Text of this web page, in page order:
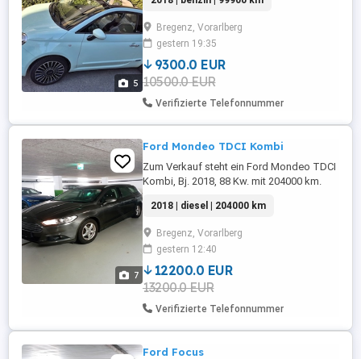
5
Bregenz, Vorarlberg
gestern 19:35
9300.0 EUR
10500.0 EUR
Verifizierte Telefonnummer
7
Ford Mondeo TDCI Kombi
Zum Verkauf steht ein Ford Mondeo TDCI
Kombi, Bj. 2018, 88 Kw. mit 204000 km.
Zustand. Zahnriemen mit Wasserpumpe
wurde ausgetauscht. Km.stand wird
anders, weil das Auto täglich benutzt wird.
Windschutzscheibe ausgetauscht.
Privatverkauf!! Keine Garantie,
Gewährleistung ...
2018 | diesel | 204000 km
Bregenz, Vorarlberg
gestern 12:40
12200.0 EUR
13200.0 EUR
Verifizierte Telefonnummer
Ford Focus